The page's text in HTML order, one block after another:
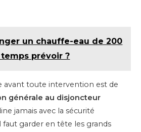
un chauffe-eau de 200
prévoir ?
avant toute intervention est de
générale au disjoncteur
jamais avec la sécurité
faut garder en tête les grands